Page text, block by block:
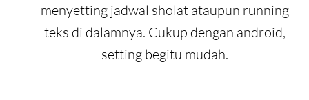
menyetting jadwal sholat ataupun running
teks di dalamnya. Cukup dengan android,
setting begitu mudah.